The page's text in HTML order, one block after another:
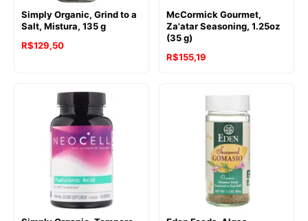
Simply Organic, Grind to a
Salt, Mistura, 135 g
R$129,50
McCormick Gourmet,
Za'atar Seasoning, 1.25oz
(35 g)
R$155,19